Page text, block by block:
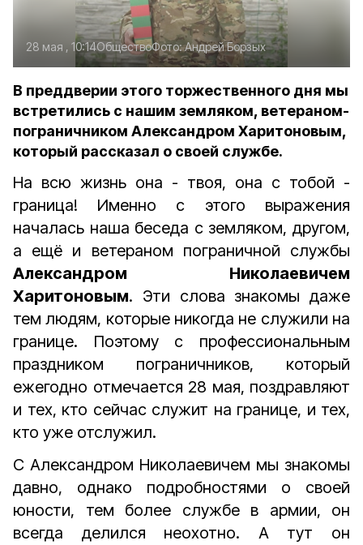
28 мая , 10:14ОбществоФото:Андрей Борзых
В преддверии этого торжественного дня мы
встретились с нашим земляком, ветераном-
пограничником Александром Харитоновым,
который рассказал о своей службе.
На всю жизнь она - твоя, она с тобой -
граница!
Именно с этого выражения
началась наша беседа с земляком, другом,
а ещё и ветераном пограничной службы
Александром Николаевичем
Харитоновым. Эти слова знакомы даже
тем людям, которые никогда не служили на
границе. Поэтому с профессиональным
праздником пограничников, который
ежегодно отмечается 28 мая, поздравляют
и тех, кто сейчас служит на границе, и тех,
кто уже отслужил.
С Александром Николаевичем мы знакомы
давно, однако подробностями о своей
юности, тем более службе в армии, он
всегда делился неохотно. А тут он